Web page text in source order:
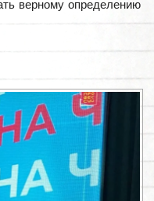
верному определению